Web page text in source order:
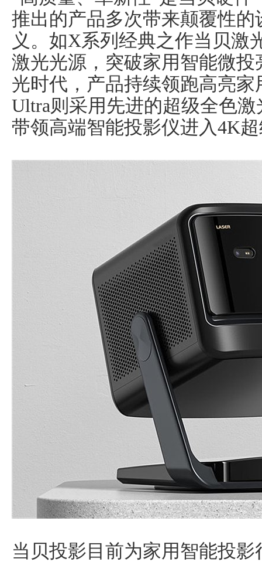
推出的产品多次带来颠覆性
义。如X系列经典之作当贝激
激光光源，突破家用智能微
光时代，产品持续领跑高亮
Ultra则采用先进的超级全色
带领高端智能投影仪进入4K
当贝投影目前为家用智能投